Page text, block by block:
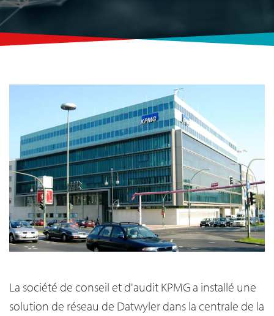
La société de conseil et d'audit KPMG a installé une
solution de réseau de Datwyler dans la centrale de la